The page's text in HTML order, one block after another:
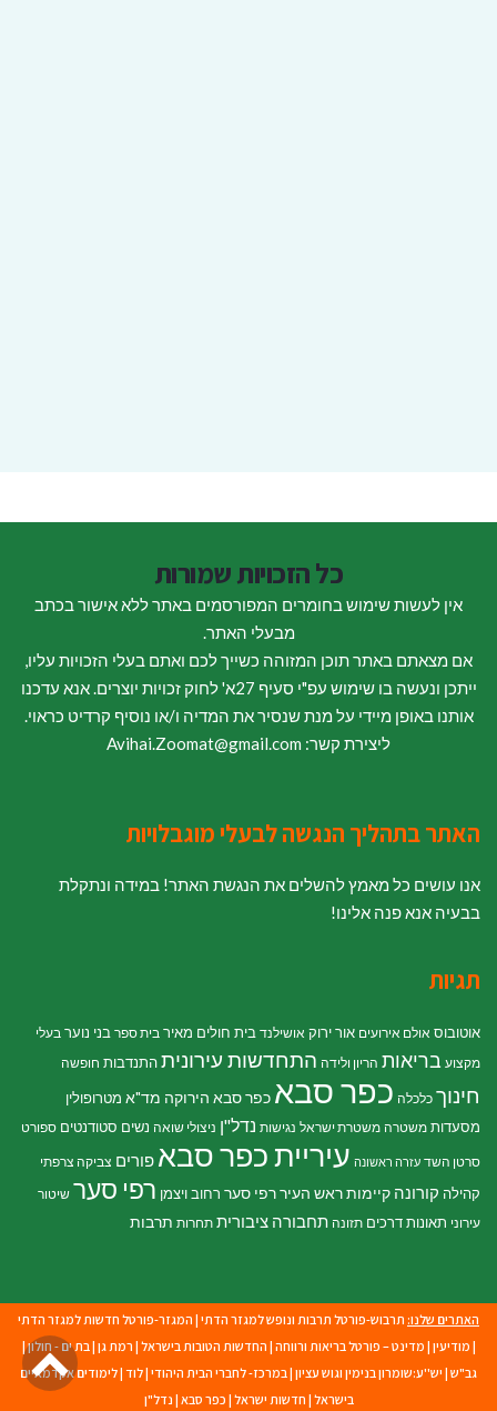
כל הזכויות שמורות
אין לעשות שימוש בחומרים המפורסמים באתר ללא אישור בכתב
מבעלי האתר.
אם מצאתם באתר תוכן המזוהה כשייך לכם ואתם בעלי הזכויות עליו,
ייתכן ונעשה בו שימוש עפ"י סעיף 27א' לחוק זכויות יוצרים. אנא עדכנו
אותנו באופן מיידי על מנת שנסיר את המדיה ו/או נוסיף קרדיט כראוי.
ליצירת קשר: Avihai.Zoomat@gmail.com
האתר בתהליך הנגשה לבעלי מוגבלויות
אנו עושים כל מאמץ להשלים את הנגשת האתר! במידה ונתקלת
בבעיה אנא פנה אלינו!
תגיות
אוטובוס אולם אירועים אור ירוק אושילנד בית חולים מאיר בית ספר בני נוער בעלי
מקצוע בריאות הריון ולידה התחדשות עירוניתהתנדבות חופשה
חינוך כלכלה כפר סבא כפר סבא הירוקה מד"א מטרופולין
מסעדות משטרה משטרת ישראל נגישות נדל"ן ניצולי שואה נשים סטודנטים ספורט
סרטן השד עזרה ראשונה עיריית כפר סבא פורים צביקה צרפתי
קהילה קורונה קיימותראש העיר רפי סער רחוב ויצמן רפי סער שיטור
עירוני תאונות דרכים תזונה תחבורה ציבורית תחרות תרבות
האתרים שלנו: תרבוש-פורטל תרבות ונופש למגזר הדתי | המגזר-פורטל חדשות למגזר הדתי
| מודיעין | מדינט – פורטל בריאות ורווחה | החדשות הטובות בישראל | רמת גן | בת ים - חולון|
גב"ש | יש''ע:שומרון בנימין וגוש עציון | במרכז- לחברי הבית היהודי |לוד |לימודים אקדמאיים
בישראל | חדשות ישראל | כפר סבא | נדל"ן